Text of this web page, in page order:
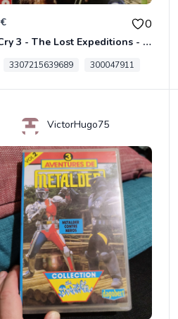
0
Far Cry 3 - The Lost Expeditions - Edition Spéciale Xbox 360
3307215639689 300047911
VictorHugo75